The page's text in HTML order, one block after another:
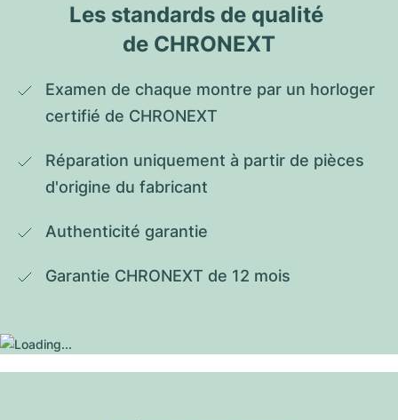
Les standards de qualité
de CHRONEXT
Examen de chaque montre par un horloger
certifié de CHRONEXT
Réparation uniquement à partir de pièces
d'origine du fabricant
Authenticité garantie
Garantie CHRONEXT de 12 mois